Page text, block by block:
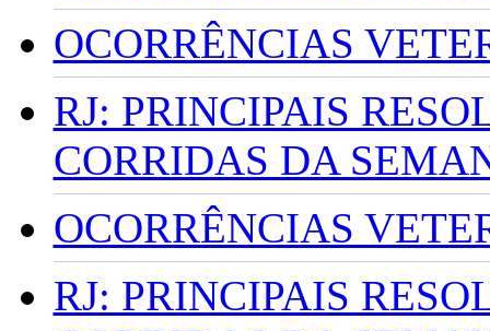
OCORRÊNCIAS
RJ: PRINCIPAIS
CORRIDAS DA
OCORRÊNCIAS
RJ: PRINCIPAIS